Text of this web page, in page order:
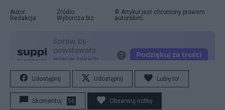
Autor:
Redakcja
Źródło:
Wyborcza.biz
© Artykuł jest chroniony prawem
autorskim.
Udostępnij Udostępnij Lubię to!
Skomentuj 56 Obserwuj notkę